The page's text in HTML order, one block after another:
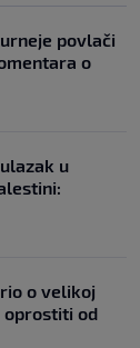
povlači
o
u
o velikoj
oprostiti od